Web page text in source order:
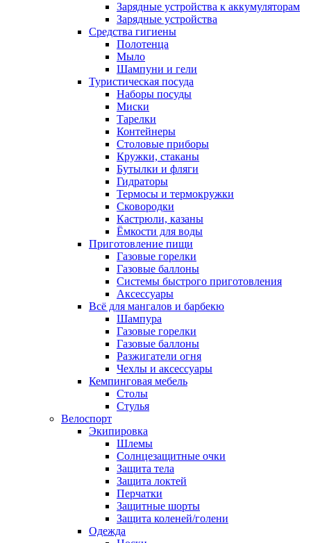
Зарядные устройства к аккумуляторам
Зарядные устройства
Средства гигиены
Полотенца
Мыло
Шампуни и гели
Туристическая посуда
Наборы посуды
Миски
Тарелки
Контейнеры
Столовые приборы
Кружки, стаканы
Бутылки и фляги
Гидраторы
Термосы и термокружки
Сковородки
Кастрюли, казаны
Ёмкости для воды
Приготовление пищи
Газовые горелки
Газовые баллоны
Системы быстрого приготовления
Аксессуары
Всё для мангалов и барбекю
Шампура
Газовые горелки
Газовые баллоны
Разжигатели огня
Чехлы и аксессуары
Кемпинговая мебель
Столы
Стулья
Велоспорт
Экипировка
Шлемы
Солнцезащитные очки
Защита тела
Защита локтей
Перчатки
Защитные шорты
Защита коленей/голени
Одежда